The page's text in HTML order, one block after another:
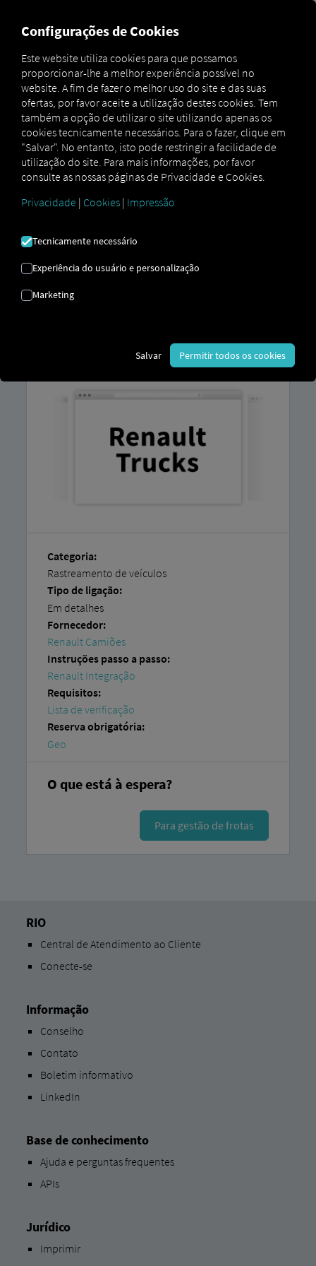
Marketplace Connectors Renault Connect
RENAULT CONECTAR
Integração de um fornecedor externo
Tem veículosRenault
plataforma RIOe visualize as suas
precisa é de uma conta
ligar os seus veículos facilmentenas
instruções passo a passo.
Categoria:
Rastreamento de veículos
Tipo de ligação:
Em detalhes
Fornecedor:
Renault Camiões
Instruções passo a passo:
Renault Integração
Requisitos:
Lista de verificação
Reserva obrigatória:
Geo
O que está à espera?
Para gestão de frotas
RIO
Central de Atendimento ao Cliente
Conecte-se
Informação
Conselho
Contato
Boletim informativo
LinkedIn
Base de conhecimento
Ajuda e perguntas frequentes
APIs
Jurídico
Imprimir
Configurações de Cookies
Este website utiliza cookies para que possamos
proporcionar-lhe a melhor experiência possível no
website. A fim de fazer o melhor uso do site e das suas
ofertas, por favor aceite a utilização destes cookies. Tem
também a opção de utilizar o site utilizando apenas os
cookies tecnicamente necessários. Para o fazer, clique em
"Salvar". No entanto, isto pode restringir a facilidade de
utilização do site. Para mais informações, por favor
consulte as nossas páginas de Privacidade e Cookies.
Privacidade | Cookies | Impressão
Tecnicamente necessário
Experiência do usuário e personalização
Marketing
Salvar Permitir todos os cookies